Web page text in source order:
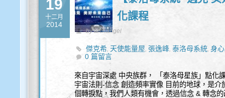
19
十二月
2014
化課程
by archangel
傑克希, 天使能量屋, 張逸峰,泰洛母系統,身
0 篇留言
來自宇宙深處 中央族群， 「泰洛母星族」點化
宇宙法則-信念 創造頻率實像 目前的地球，是
個轉捩點，我們人類有機會，透過信念 & 轉念